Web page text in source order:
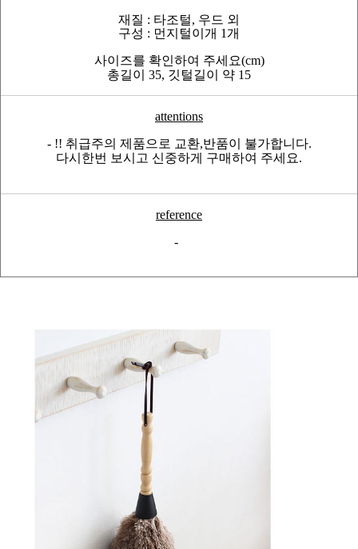
재질 : 타조털, 우드 외
구성 : 먼지털이개 1개
사이즈를 확인하여 주세요(cm)
총길이 35, 깃털길이 약 15
attentions
- !! 취급주의 제품으로 교환,반품이 불가합니다.
다시한번 보시고 신중하게 구매하여 주세요.
reference
-